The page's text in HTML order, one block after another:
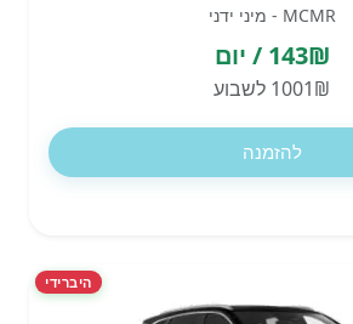
MCMR - מיני ידני
143₪ / יום
1001₪ לשבוע
להזמנה
היברידי